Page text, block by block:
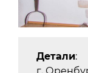
Детали: